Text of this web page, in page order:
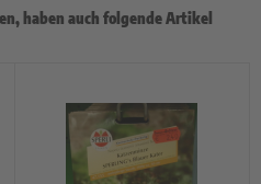
haben auch folgende Artikel